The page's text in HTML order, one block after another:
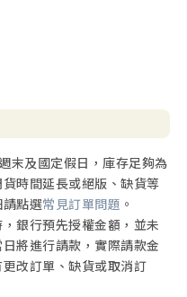
末及國定假日，庫存足夠為
時間延長或絕版、缺貨等
點選常見訂單問題 。
銀行預先授權金額，並未
將進行請款，實際請款金
改訂單、缺貨或取消訂